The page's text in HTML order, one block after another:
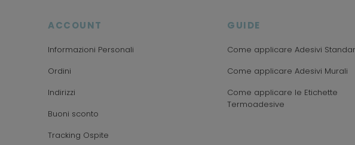
ACCOUNT
Informazioni Personali
Ordini
Indirizzi
Buoni sconto
Tracking Ospite
GUIDE
Come applicare Adesivi
Come applicare Adesivi Murali
Come applicare le Etichette
Termoadesive